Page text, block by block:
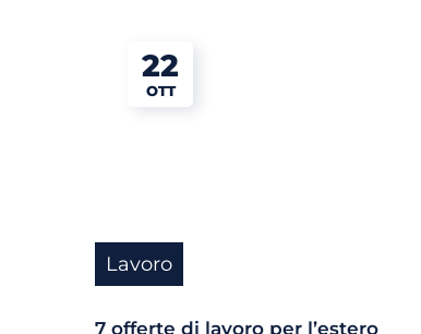
22
OTT
Lavoro
7 offerte di lavoro per l’estero